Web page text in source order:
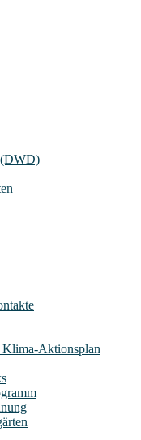
(DWD)
Aktionsplan